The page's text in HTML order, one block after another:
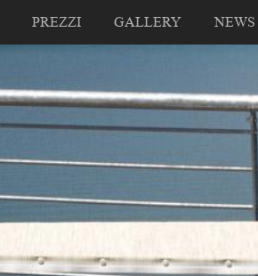
PREZZI GALLERY NEWS